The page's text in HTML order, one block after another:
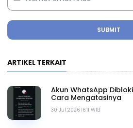
SUBMIT
ARTIKEL TERKAIT
30 Jul 2026 16.11 WIB
Akun WhatsApp
Cara Mengatasinya